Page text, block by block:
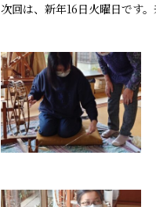
次回は、新年16日火曜日です